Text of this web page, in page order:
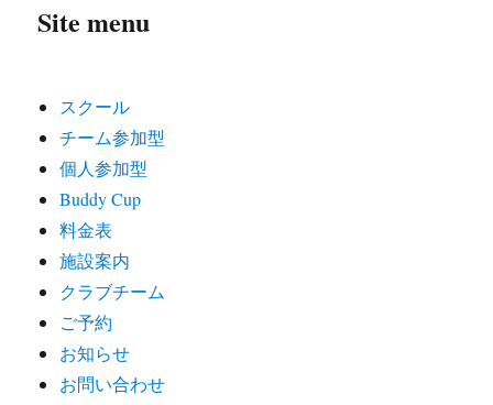
Site menu
スクール
チーム参加型
個人参加型
Buddy Cup
料金表
施設案内
クラブチーム
ご予約
お知らせ
お問い合わせ